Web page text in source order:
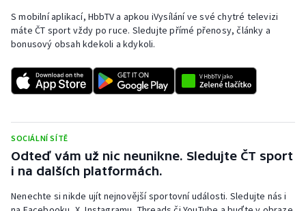
Rychlostní kanoistika
Short track
Sportovní střelba
Triatlon
S mobilní aplikací, HbbTV a apkou iVysílání ve své chytré televizi
máte ČT sport vždy po ruce. Sledujte přímé přenosy, články a
bonusový obsah kdekoli a kdykoli.
SOCIÁLNÍ SÍTĚ
Odteď vám už nic neunikne. Sledujte ČT sport
i na dalších platformách.
Nenechte si nikde ujít nejnovější sportovní události. Sledujte nás i